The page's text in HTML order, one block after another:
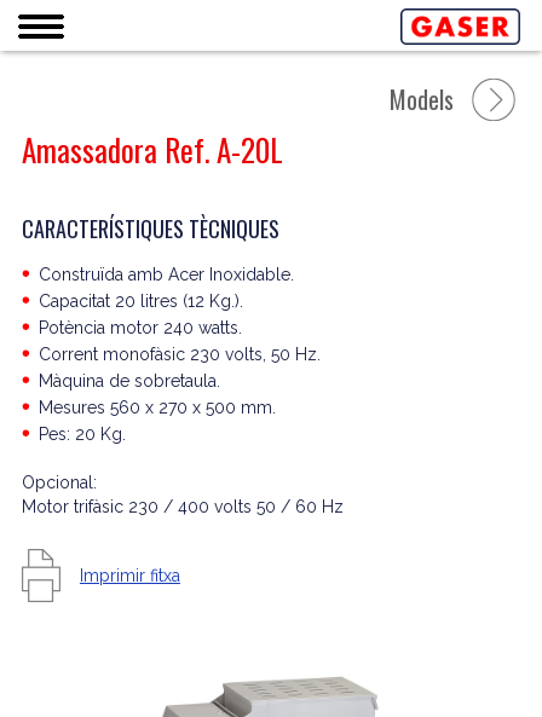
Amassadora Ref. A-20L
Models
CARACTERÍSTIQUES TÈCNIQUES
Construïda amb Acer Inoxidable.
Capacitat 20 litres (12 Kg.).
Potència motor 240 watts.
Corrent monofàsic 230 volts, 50 Hz.
Màquina de sobretaula.
Mesures 560 x 270 x 500 mm.
Pes: 20 Kg.
Opcional:
Motor trifàsic 230 / 400 volts 50 / 60 Hz
Imprimir fitxa